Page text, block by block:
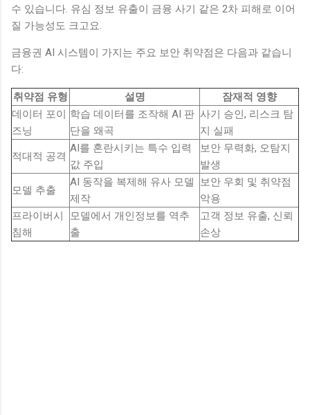
수 있습니다. 유심 정보 유출이 금융 사기 같은 2차 피해로 이어
질 가능성도 크고요.
금융권 AI 시스템이 가지는 주요 보안 취약점은 다음과 같습니
다:
취약점 유형 설명
잠재적 영향
데이터 포이
즈닝
학습 데이터를 조작해 AI 판
단을 왜곡
사기 승인, 리스크 탐
지 실패
적대적 공격
AI를 혼란시키는 특수 입력
값 주입
보안 무력화, 오탐지
발생
모델 추출
AI 동작을 복제해 유사 모델
제작
보안 우회 및 취약점
악용
프라이버시
침해
모델에서 개인정보를 역추
출
고객 정보 유출, 신뢰
손상